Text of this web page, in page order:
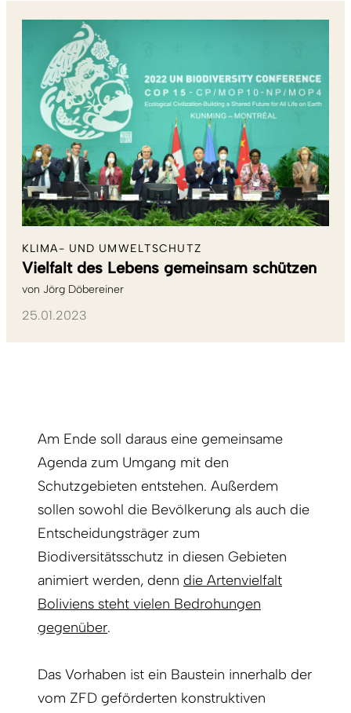
KLIMA- UND UMWELTSCHUTZ
Vielfalt des Lebens gemeinsam schützen
von Jörg Döbereiner
25.01.2023
Am Ende soll daraus eine gemeinsame
Agenda zum Umgang mit den
Schutzgebieten entstehen. Außerdem
sollen sowohl die Bevölkerung als auch die
Entscheidungsträger zum
Biodiversitätsschutz in diesen Gebieten
animiert werden, denn die Artenvielfalt
Boliviens steht vielen Bedrohungen
gegenüber.
Das Vorhaben ist ein Baustein innerhalb der
vom ZFD geförderten konstruktiven